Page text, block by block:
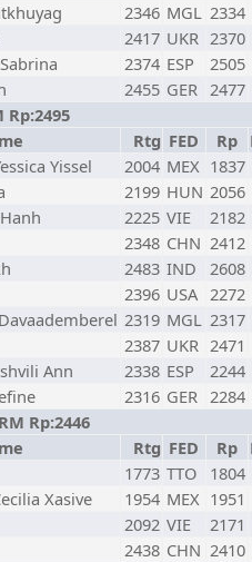
2346 MGL 2334
2417 UKR 2370
2374 ESP
2505
2455 GER 2477
Rp:2495
Rtg FED Rp
Yissel 2004 MEX 1837
2199 HUN 2056
2225 VIE
2182
2348 CHN 2412
2483 IND
2608
2396 USA 2272
2319 MGL 2317
2387 UKR 2471
Ann 2338 ESP
2244
2316 GER 2284
Rp:2446
Rtg FED Rp
1773 TTO
1804
Xasive 1954 MEX 1951
2092 VIE
2171
2438 CHN 2410